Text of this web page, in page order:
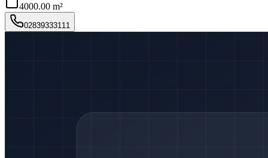
4000.00 m²
02839333111